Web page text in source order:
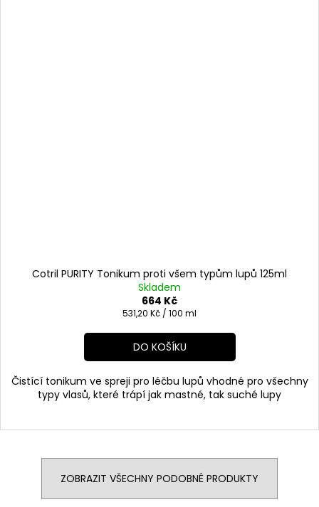
Cotril PURITY Tonikum proti všem typům lupů 125ml
Skladem
664 Kč
Měrná
531,20 Kč / 100 ml
DO KOŠÍKU
Čistící tonikum ve spreji pro léčbu lupů vhodné pro všechny
typy vlasů, které trápí jak mastné, tak suché lupy
ZOBRAZIT VŠECHNY PODOBNÉ PRODUKTY